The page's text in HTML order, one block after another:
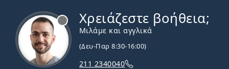
Χρειάζεστε βοήθεια;
Μιλάμε και αγγλικά
(Δευ-Παρ 8:30-16:00)
211 2340040